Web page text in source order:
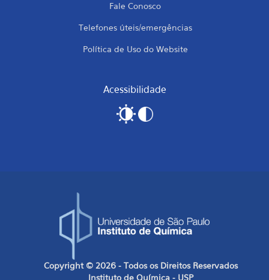
Fale Conosco
Telefones úteis/emergências
Política de Uso do Website
Acessibilidade
Copyright © 2026 - Todos os Direitos Reservados
Instituto de Química - USP